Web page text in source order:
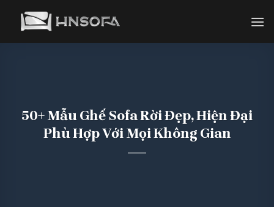
50+ Mẫu Ghế Sofa Rời Đẹp, Hiện Đại
Phù Hợp Với Mọi Không Gian